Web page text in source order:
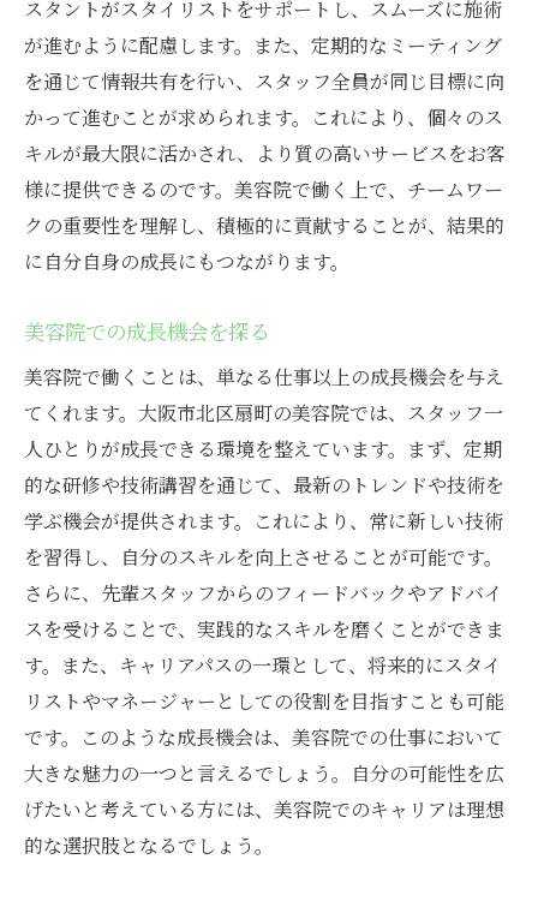
スタントがスタイリストをサポートし、スムーズに施術
が進むように配慮します。また、定期的なミーティング
を通じて情報共有を行い、スタッフ全員が同じ目標に向
かって進むことが求められます。これにより、個々のス
キルが最大限に活かされ、より質の高いサービスをお客
様に提供できるのです。美容院で働く上で、チームワー
クの重要性を理解し、積極的に貢献することが、結果的
に自分自身の成長にもつながります。
美容院での成長機会を探る
美容院で働くことは、単なる仕事以上の成長機会を与え
てくれます。大阪市北区扇町の美容院では、スタッフ一
人ひとりが成長できる環境を整えています。まず、定期
的な研修や技術講習を通じて、最新のトレンドや技術を
学ぶ機会が提供されます。これにより、常に新しい技術
を習得し、自分のスキルを向上させることが可能です。
さらに、先輩スタッフからのフィードバックやアドバイ
スを受けることで、実践的なスキルを磨くことができま
す。また、キャリアパスの一環として、将来的にスタイ
リストやマネージャーとしての役割を目指すことも可能
です。このような成長機会は、美容院での仕事において
大きな魅力の一つと言えるでしょう。自分の可能性を広
げたいと考えている方には、美容院でのキャリアは理想
的な選択肢となるでしょう。